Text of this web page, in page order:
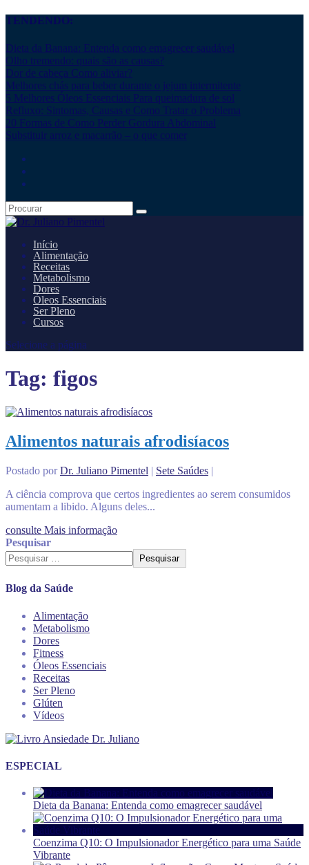
TENDENDO:
Dieta da Banana: Entenda como emagrecer saudável
Olho tremendo: quais são as causas?
Dor de cabeça Como aliviar?
Melhores chás para beber durante o jejum intermitente
5 Melhores Óleos Essenciais Para queimadura de sol
Refluxo: Sintomas, Causas e Como Tratar o Problema
20 Formas de Como Perder Gordura Abdominal
Substituir arroz e macarrão – o que comer
Início
Alimentação
Receitas
Metabolismo
Dores
Óleos Essenciais
Ser Pleno
Cursos
Selecione a página
Tag: figos
Alimentos naturais afrodisíacos
Postado porDr. Juliano Pimentel | Sete Saúdes |
A ciência comprova que certos ingredientes ao serem consumidos
aumentam a libido. Alguns deles...
consulte Mais informação
Pesquisar
Pesquisar
Blog da Saúde
Alimentação
Metabolismo
Dores
Fitness
Óleos Essenciais
Receitas
Ser Pleno
Glúten
Vídeos
ESPECIAL
Dieta da Banana: Entenda como emagrecer saudável
Coenzima Q10: O Impulsionador Energético para uma Saúde
Vibrante